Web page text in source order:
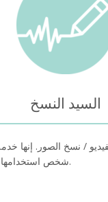
السيد النسخ
/ نسخ الصور. إنها
شخص استخدامها مجانًا دون تثبيت.